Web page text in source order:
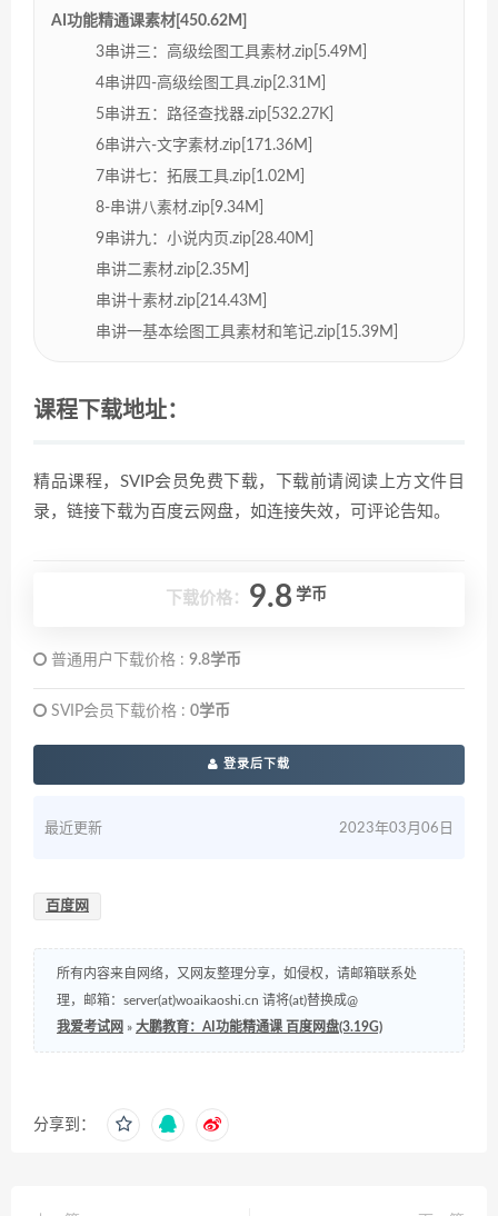
AI功能精通课素材[450.62M]
3串讲三：高级绘图工具素材.zip[5.49M]
4串讲四-高级绘图工具.zip[2.31M]
5串讲五：路径查找器.zip[532.27K]
6串讲六-文字素材.zip[171.36M]
7串讲七：拓展工具.zip[1.02M]
8-串讲八素材.zip[9.34M]
9串讲九：小说内页.zip[28.40M]
串讲二素材.zip[2.35M]
串讲十素材.zip[214.43M]
串讲一基本绘图工具素材和笔记.zip[15.39M]
课程下载地址：
精品课程，SVIP会员免费下载，下载前请阅读上方文件目
录，链接下载为百度云网盘，如连接失效，可评论告知。
下载价格： 9.8 学币
普通用户下载价格 : 9.8学币
SVIP会员下载价格 : 0学币
登录后下载
最近更新 2023年03月06日
百度网
所有内容来自网络，又网友整理分享，如侵权，请邮箱联系处
理，邮箱：server(at)woaikaoshi.cn 请将(at)替换成@
我爱考试网 » 大鹏教育：AI功能精通课 百度网盘(3.19G)
分享到：